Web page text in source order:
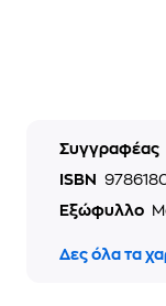
Συγγραφέας
ISBN
Εξώφυλλο
Δες όλα τα